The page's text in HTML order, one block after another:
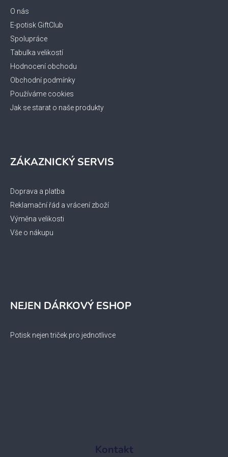
O nás
E-potisk GiftClub
Spolupráce
Tabulka velikostí
Hodnocení obchodu
Obchodní podmínky
Používáme cookies
Jak se starat o naše produkty
ZÁKAZNICKÝ SERVIS
Doprava a platba
Reklamační řád a vrácení zboží
Výměna velikosti
Vše o nákupu
NEJEN DÁRKOVÝ ESHOP
Potisk nejen triček pro jednotlivce
Kontakt